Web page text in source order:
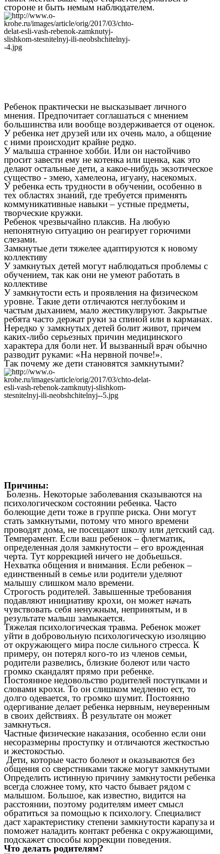
стороне и быть немым наблюдателем.
Ребенок практически не высказывает личного
мнения. Предпочитает соглашаться с мнением
большинства или вообще воздерживается от оценок.
У ребенка нет друзей или их очень мало, а общение
с ними происходит крайне редко.
У малыша странное хобби. Или он настойчиво
просит завести ему не котенка или щенка, как это
делают остальные дети, а какое-нибудь экзотическое
существо - змею, хамелеона, игуану, насекомых.
У ребенка есть трудности в обучении, особенно в
тех областях знаний, где требуется применять
коммуникативные навыки – устные предметы,
творческие кружки.
Ребенок чрезвычайно плаксив. На любую
непонятную ситуацию он реагирует горючими
слезами.
Замкнутые дети тяжелее адаптируются к новому
коллективу
У замкнутых детей могут наблюдаться проблемы с
обучением, так как они не умеют работать в
коллективе
У замкнутости есть и проявления на физическом
уровне. Такие дети отличаются неглубоким и
частым дыханием, мало жестикулируют. Закрытые
ребята часто держат руки за спиной или в карманах.
Нередко у замкнутых детей болит живот, причем
каких-либо серьезных причин медицинского
характера для боли нет. И вызванный врач обычно
разводит руками: «На нервной почве!».
Так почему же дети становятся замкнутыми?
Причины:
Болезнь. Некоторые заболевания сказываются на
психологическом состоянии ребенка. Часто
болеющие дети тоже в группе риска. Они могут
стать замкнутыми, потому что много времени
проводят дома, не посещают школу или детский сад.
Темперамент. Если ваш ребенок – флегматик,
определенная доля замкнутости – его врожденная
черта. Тут коррекцией ничего не добьешься.
Нехватка общения и внимания. Если ребенок –
единственный в семье или родители уделяют
малышу слишком мало времени.
Строгость родителей. Завышенные требования
подавляют инициативу крохи, он может начать
чувствовать себя ненужным, непринятым, и в
результате малыш замыкается.
Тяжелая психологическая травма. Ребенок может
уйти в добровольную психологическую изоляцию
от окружающего мира после сильного стресса. К
примеру, он потерял кого-то из членов семьи,
родители развелись, близкие болеют или часто
громко скандалят прямо при ребенке.
Постоянное недовольство родителей поступками и
словами крохи. То он слишком медленно ест, то
долго одевается, то громко шумит. Постоянно
одергивание делает ребенка нервным, неуверенным
в своих действиях. В результате он может
замкнуться.
Частные физические наказания, особенно если они
несоразмерны проступку и отличаются жесткостью
и жестокостью.
Дети, которые часто болеют и оказываются без
общения со сверстниками также могут замкнутыми
Определить истинную причину замкнутости ребенка
всегда сложнее тому, кто часто бывает рядом с
малышом. Большое, как известно, видится на
расстоянии, поэтому родителям имеет смысл
обратиться за помощью к психологу. Специалист
даст характеристику степени замкнутости карапуза и
поможет наладить контакт ребенка с окружающими,
подскажет способы коррекции поведения.
Что делать родителям?